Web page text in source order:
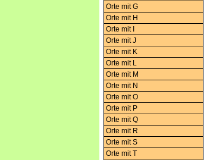
Orte mit G
Orte mit H
Orte mit I
Orte mit J
Orte mit K
Orte mit L
Orte mit M
Orte mit N
Orte mit O
Orte mit P
Orte mit Q
Orte mit R
Orte mit S
Orte mit T